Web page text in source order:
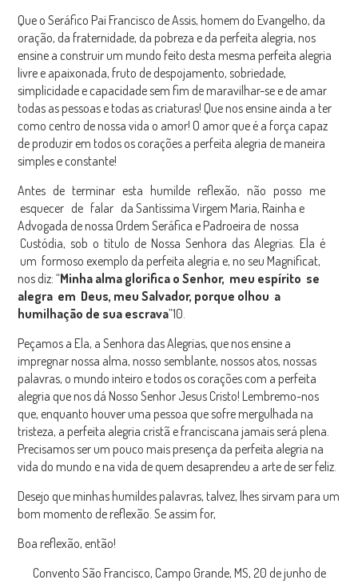
Que o Seráfico Pai Francisco de Assis, homem do Evangelho, da
oração, da fraternidade, da pobreza e da perfeita alegria, nos
ensine a construir um mundo feito desta mesma perfeita alegria
livre e apaixonada, fruto de despojamento, sobriedade,
simplicidade e capacidade sem fim de maravilhar-se e de amar
todas as pessoas e todas as criaturas! Que nos ensine ainda a ter
como centro de nossa vida o amor! O amor que é a força capaz
de produzir em todos os corações a perfeita alegria de maneira
simples e constante!
Antes de terminar esta humilde reflexão, não posso me
esquecer de falar da Santíssima Virgem Maria, Rainha e
Advogada de nossa Ordem Seráfica e Padroeira de nossa
Custódia, sob o título de Nossa Senhora das Alegrias. Ela é
um formoso exemplo da perfeita alegria e, no seu Magnificat,
nos diz: “Minha alma glorifica o Senhor, meu espírito se
alegra em Deus, meu Salvador, porque olhou a
humilhação de sua escrava”10.
Peçamos a Ela, a Senhora das Alegrias, que nos ensine a
impregnar nossa alma, nosso semblante, nossos atos, nossas
palavras, o mundo inteiro e todos os corações com a perfeita
alegria que nos dá Nosso Senhor Jesus Cristo! Lembremo-nos
que, enquanto houver uma pessoa que sofre mergulhada na
tristeza, a perfeita alegria cristã e franciscana jamais será plena.
Precisamos ser um pouco mais presença da perfeita alegria na
vida do mundo e na vida de quem desaprendeu a arte de ser feliz.
Desejo que minhas humildes palavras, talvez, lhes sirvam para um
bom momento de reflexão. Se assim for,
Boa reflexão, então!
Convento São Francisco, Campo Grande, MS, 20 de junho de